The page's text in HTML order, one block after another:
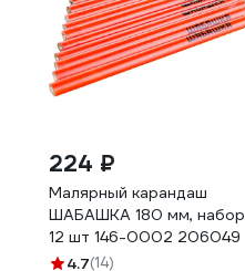
224 ₽
Малярный карандаш
ШАБАШКА 180 мм, набор
12 шт 146-0002 206049
4.7(14)